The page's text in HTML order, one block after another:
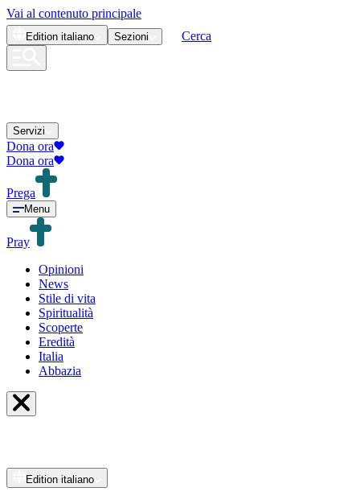
Vai al contenuto principale
Edition italiano Sezioni Cerca
Servizi
Dona ora
Dona ora
Prega
Menu
Pray
Opinioni
News
Stile di vita
Spiritualità
Scoperte
Eredità
Italia
Abbazia
Edition italiano